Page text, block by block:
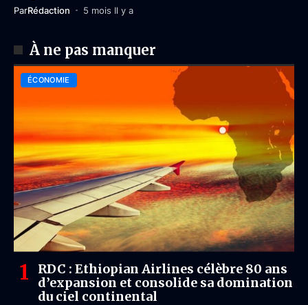
ParRédaction 5 mois Il y a
À ne pas manquer
ÉCONOMIE
RDC : Ethiopian Airlines célèbre 80 ans
d’expansion et consolide sa domination
du ciel continental